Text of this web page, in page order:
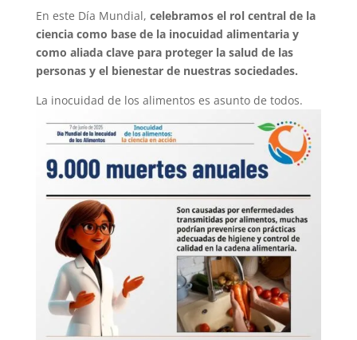
En este Día Mundial, celebramos el rol central de la
ciencia como base de la inocuidad alimentaria y
como aliada clave para proteger la salud de las
personas y el bienestar de nuestras sociedades.
La inocuidad de los alimentos es asunto de todos.